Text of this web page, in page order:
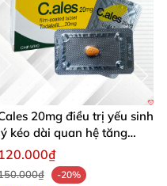
20mg điều trị yếu sinh
kéo dài quan hệ tăng
cường cương dương
120.000₫
-20%